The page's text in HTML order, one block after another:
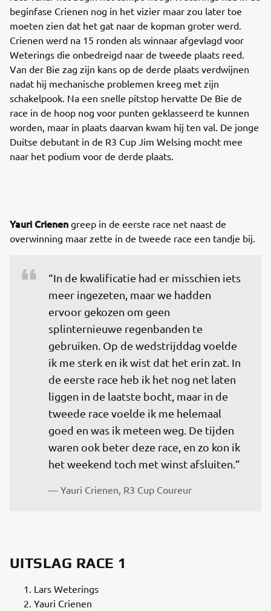
beginfase Crienen nog in het vizier maar zou later toe
moeten zien dat het gat naar de kopman groter werd.
Crienen werd na 15 ronden als winnaar afgevlagd voor
Weterings die onbedreigd naar de tweede plaats reed.
Van der Bie zag zijn kans op de derde plaats verdwijnen
nadat hij mechanische problemen kreeg met zijn
schakelpook. Na een snelle pitstop hervatte De Bie de
race in de hoop nog voor punten geklasseerd te kunnen
worden, maar in plaats daarvan kwam hij ten val. De jonge
Duitse debutant in de R3 Cup Jim Welsing mocht mee
naar het podium voor de derde plaats.
Yauri Crienen greep in de eerste race net naast de
overwinning maar zette in de tweede race een tandje bij.
“In de kwalificatie had er misschien iets
meer ingezeten, maar we hadden
ervoor gekozen om geen
splinternieuwe regenbanden te
gebruiken. Op de wedstrijddag voelde
ik me sterk en ik wist dat het erin zat. In
de eerste race heb ik het nog net laten
liggen in de laatste bocht, maar in de
tweede race voelde ik me helemaal
goed en was ik meteen weg. De tijden
waren ook beter deze race, en zo kon ik
het weekend toch met winst afsluiten.”
— Yauri Crienen, R3 Cup Coureur
UITSLAG RACE 1
Lars Weterings
Yauri Crienen